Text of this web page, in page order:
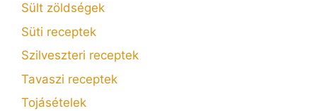
Sült zöldségek
Süti receptek
Szilveszteri receptek
Tavaszi receptek
Tojásételek